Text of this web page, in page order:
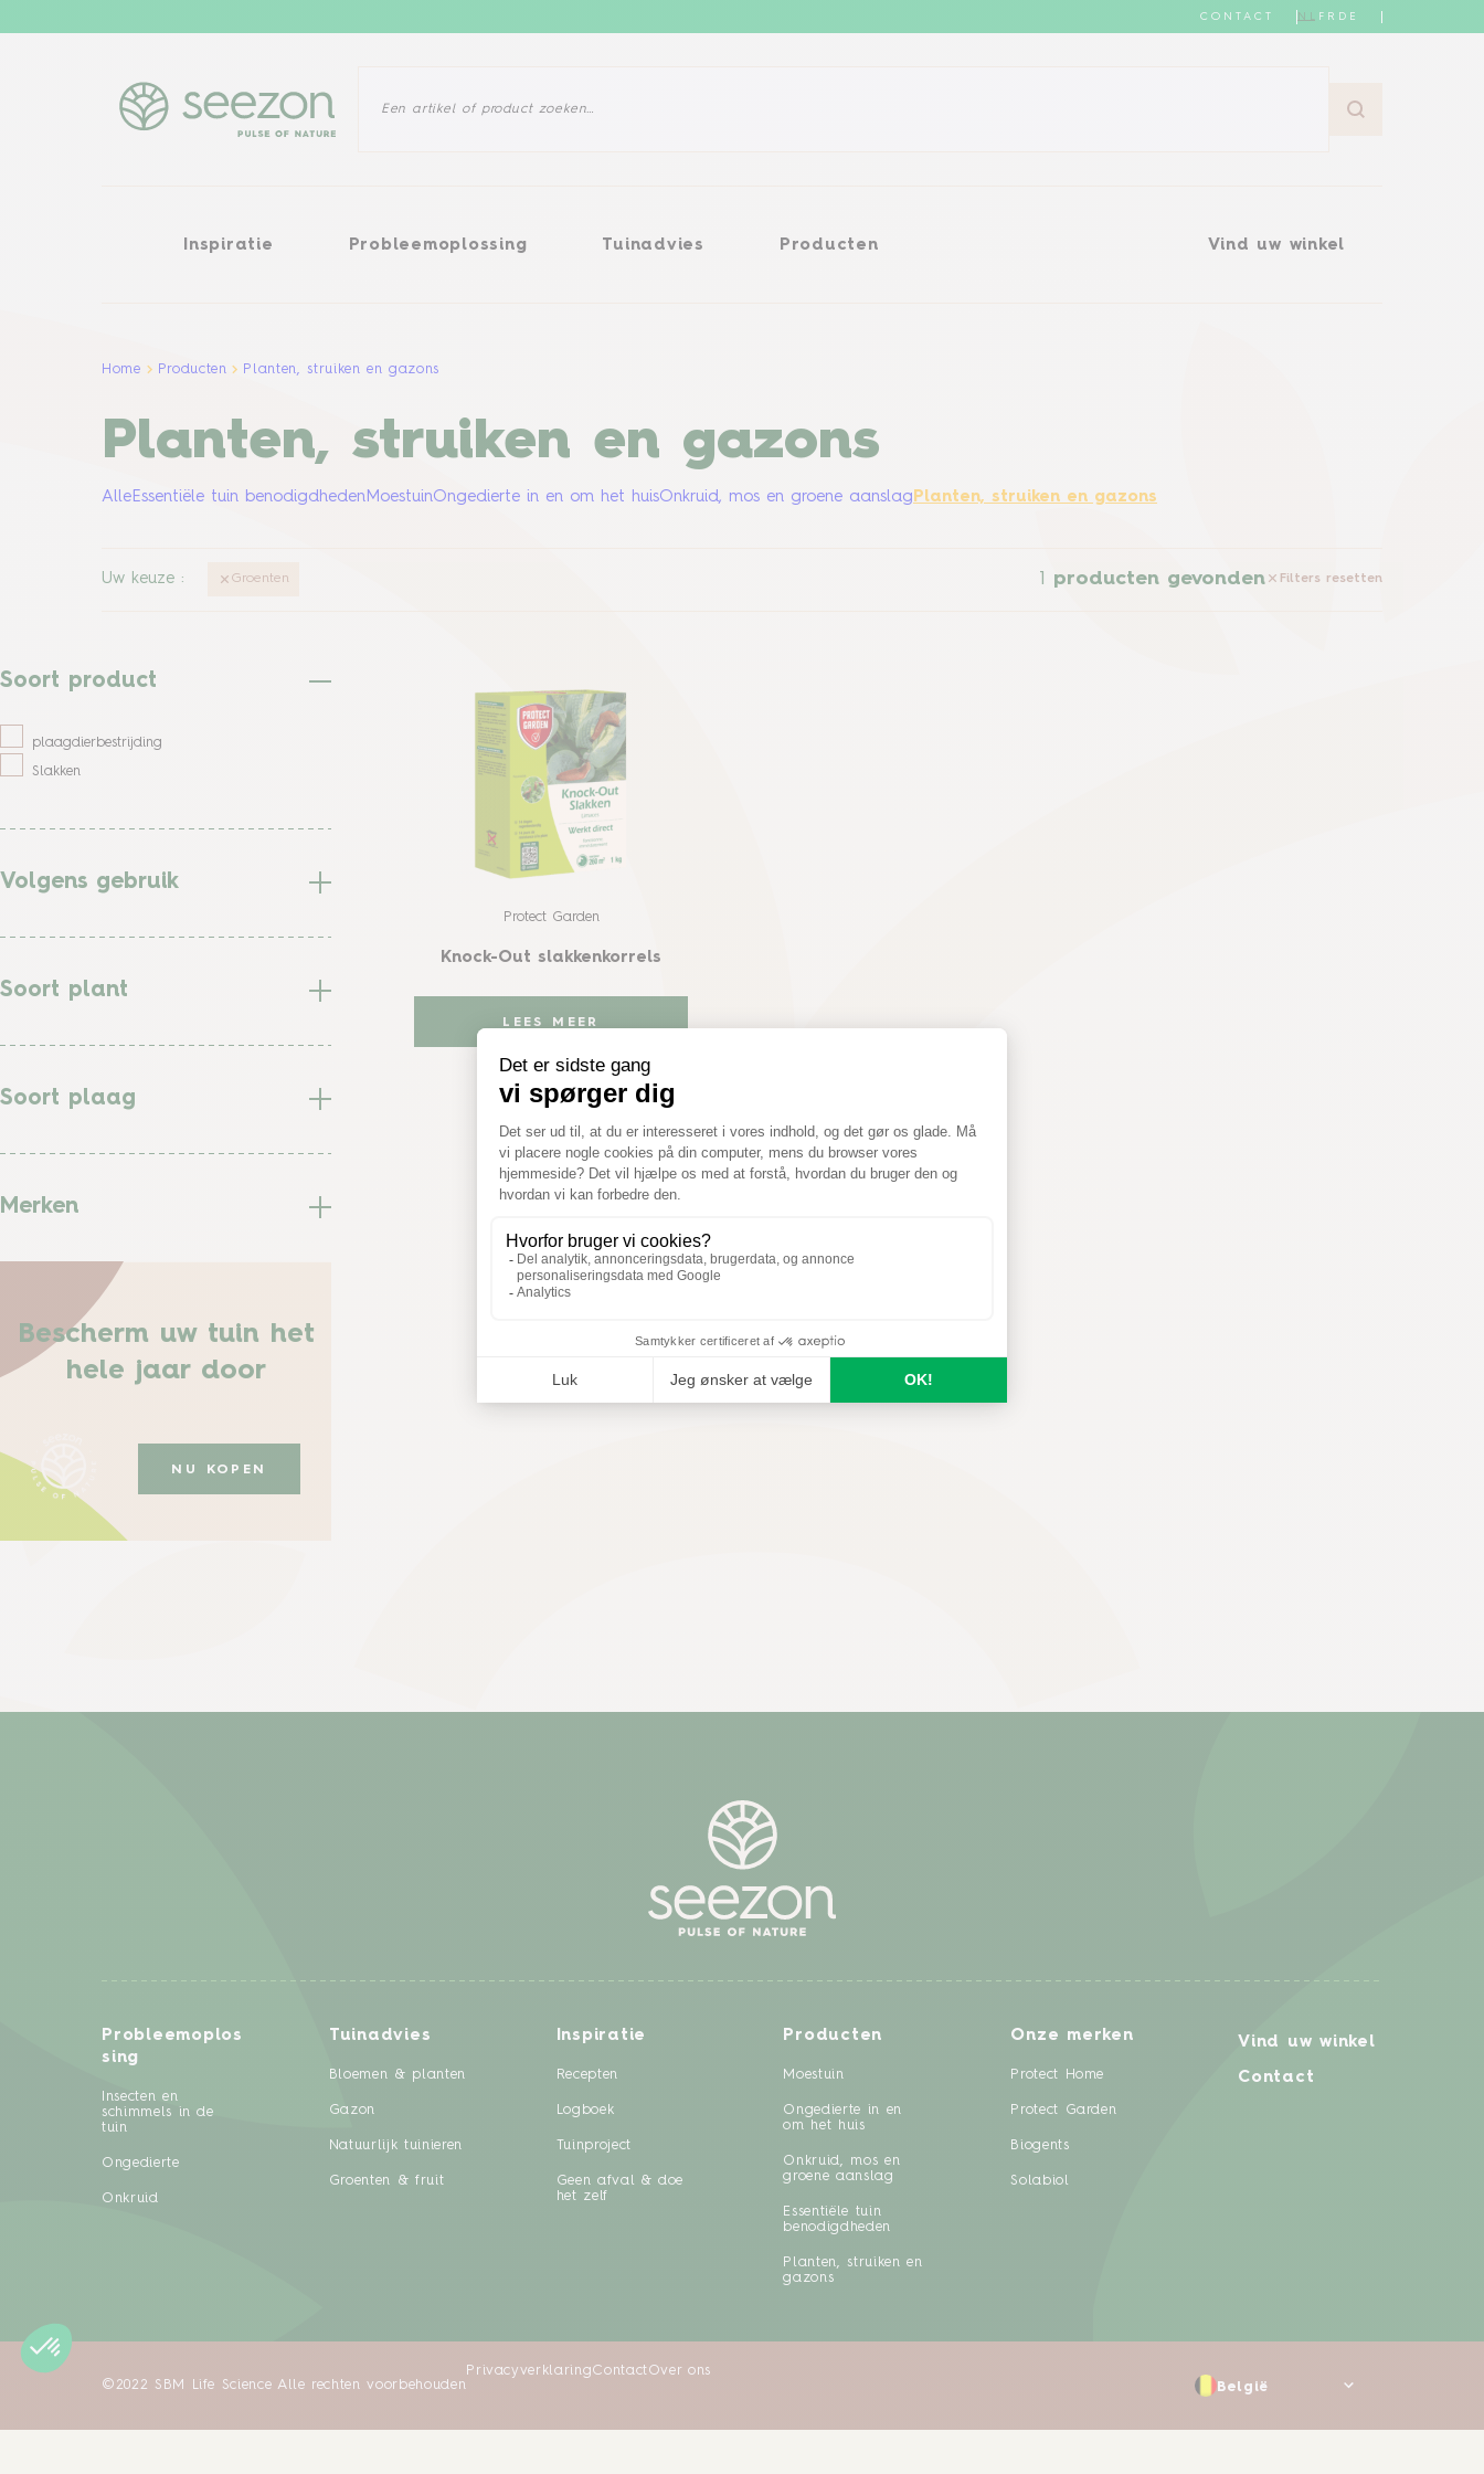
CONTACT NL FR DE
Inspiratie Probleemoplossing Tuinadvies Producten Vind uw winkel
InspiratieProbleemoplossingTuinadviesProducten Vind uw winkel
Home Producten Planten, struiken en gazons
Planten, struiken en gazons
Alle Essentiële tuin benodigdheden MoestuinOngedierte in en om het huisOnkruid, mos en groene aanslag Planten, struiken en gazons
Uw keuze : Groenten 1 producten gevonden Filters resetten
Soort product
plaagdierbestrijding
Slakken
Volgens gebruik
Soort plant
Soort plaag
Merken
Bescherm uw tuin het
hele jaar door
NU KOPEN
Protect Garden
Knock-Out slakkenkorrels
LEES MEER
Probleemoplos
sing
Insecten en
schimmels in de
tuin
Ongedierte
Onkruid
Tuinadvies
Bloemen & planten
Gazon
Natuurlijk tuinieren
Groenten & fruit
Inspiratie
Recepten
Logboek
Tuinproject
Geen afval & doe
het zelf
Producten
Moestuin
Ongedierte in en
om het huis
Onkruid, mos en
groene aanslag
Essentiële tuin
benodigdheden
Planten, struiken en
gazons
Onze merken
Protect Home
Protect Garden
Biogents
Solabiol
Vind uw winkel
Contact
©2022 SBM Life Science Alle rechten voorbehouden
PrivacyverklaringContactOver ons
België